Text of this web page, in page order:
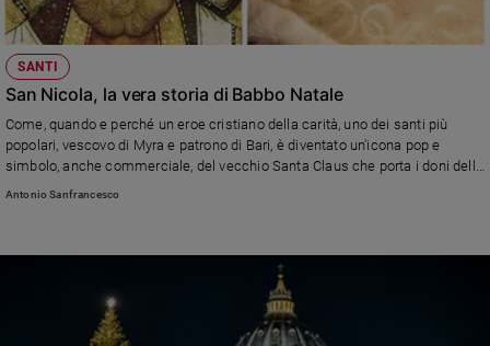
SANTI
San Nicola, la vera storia di Babbo Natale
Come, quando e perché un eroe cristiano della carità, uno dei santi più
popolari, vescovo di Myra e patrono di Bari, è diventato un'icona pop e
simbolo, anche commerciale, del vecchio Santa Claus che porta i doni delle
feste ai bambini
Antonio Sanfrancesco